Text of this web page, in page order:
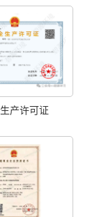
产许可证